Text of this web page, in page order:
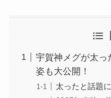
宇賀神メグが太っ
姿も大公開！
太ったと話題